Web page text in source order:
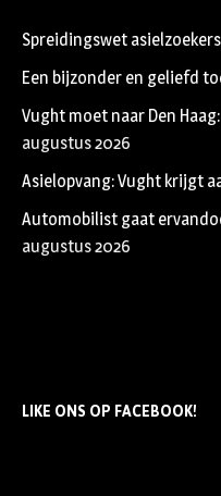
Spreidingswet
Een bijzonder en geliefd
Vught moet naar Den
augustus 2026
Asielopvang: Vught krijgt
Automobilist gaat
augustus 2026
LIKE ONS OP FACEBOOK!